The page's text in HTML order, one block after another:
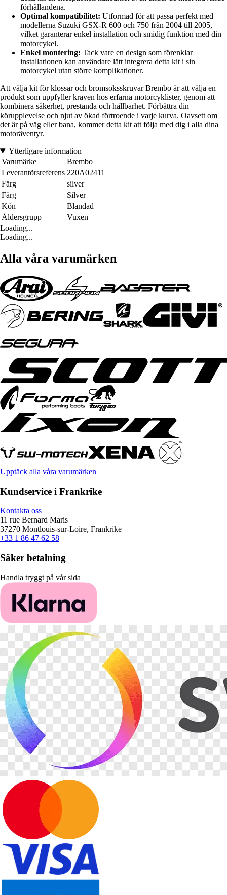
förhållandena.
Optimal kompatibilitet: Utformad för att passa perfekt med
modellerna Suzuki GSX-R 600 och 750 från 2004 till 2005,
vilket garanterar enkel installation och smidig funktion med din
motorcykel.
Enkel montering: Tack vare en design som förenklar
installationen kan användare lätt integrera detta kit i sin
motorcykel utan större komplikationer.
Att välja kit för klossar och bromsoksskruvar Brembo är att välja en
produkt som uppfyller kraven hos erfarna motorcyklister, genom att
kombinera säkerhet, prestanda och hållbarhet. Förbättra din
körupplevelse och njut av ökad förtroende i varje kurva. Oavsett om
det är på väg eller bana, kommer detta kit att följa med dig i alla dina
motoräventyr.
Ytterligare information
Varumärke
Brembo
Leverantörsreferens 220A02411
Färg
silver
Färg
Silver
Kön
Blandad
Åldersgrupp
Vuxen
Loading...
Loading...
Alla våra varumärken
Upptäck alla våra varumärken
Kundservice i Frankrike
Kontakta oss
11 rue Bernard Maris
37270 Montlouis-sur-Loire, Frankrike
+33 1 86 47 62 58
Säker betalning
Handla tryggt på vår sida